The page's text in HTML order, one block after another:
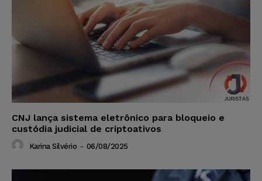
CNJ lança sistema eletrônico para bloqueio e
custódia judicial de criptoativos
Karina Silvério - 06/08/2025